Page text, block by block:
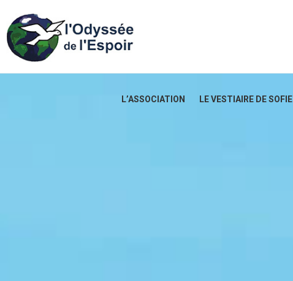
L’ASSOCIATION LE VESTIAIRE DE SOFIE